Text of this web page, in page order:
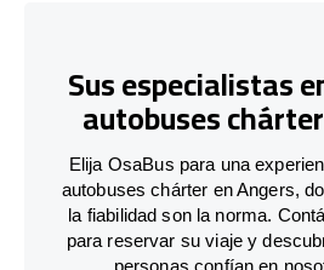
Sus especialistas
autobuses
Elija OsaBus para una
autobuses chárter en Angers,
la fiabilidad son la norma.
para reservar su viaje y
personas confían en